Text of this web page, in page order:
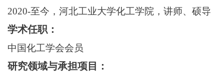
2020-至今，河北工业大学化工学院，讲师、硕导
学术任职：
中国化工学会会员
研究领域与承担项目：